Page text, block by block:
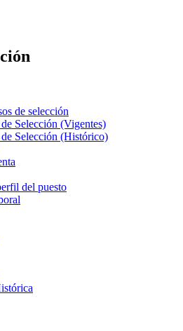
de selección
Selección (Vigentes)
de Selección (Histórico)
del puesto